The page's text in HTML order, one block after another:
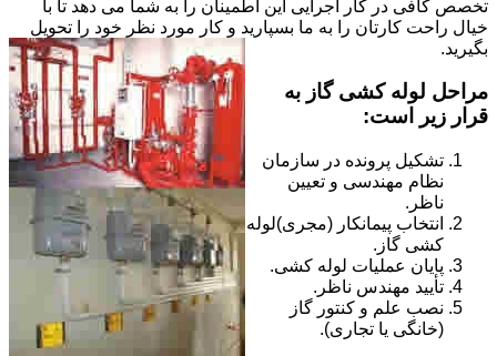
تخصص کافی در کار اجرایی این اطمینان را به شما می دهد تا با
خیال راحت کارتان را به ما بسپارید و کار مورد نظر خود را تحویل
بگیرید.
مراحل لوله کشی گاز به
قرار زیر است:
تشکیل پرونده در سازمان
نظام مهندسی و تعیین
ناظر.
انتخاب پیمانکار (مجری)لوله
کشی گاز.
پایان عملیات لوله کشی.
تأیید مهندس ناظر.
نصب علم و کنتور گاز
(خانگی یا تجاری).